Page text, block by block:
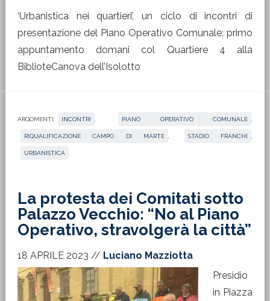
‘Urbanistica nei quartieri’, un ciclo di incontri di
presentazione del Piano Operativo Comunale: primo
appuntamento domani col Quartiere 4 alla
BiblioteCanova dell’Isolotto
ARGOMENTI: INCONTRI PIANO OPERATIVO COMUNALE
RIQUALIFICAZIONE CAMPO DI MARTE STADIO FRANCHI
URBANISTICA
La protesta dei Comitati sotto
Palazzo Vecchio: “No al Piano
Operativo, stravolgerà la città”
18 APRILE 2023 // Luciano Mazziotta
Presidio
in Piazza